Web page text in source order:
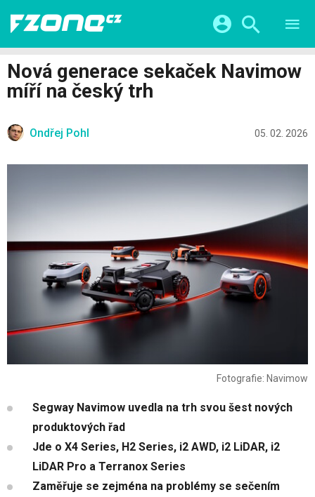
VIDEA
KATEGORIE
CHYTRÁ MĚSTA
ŽIVOT BUDOUCNOSTI
FINTECH
Facebook Google
Twitter Microsoft
Nová generace sekaček Navimow
míří na český trh
Ondřej Pohl 05. 02. 2026
Fotografie: Navimow
Segway Navimow uvedla na trh svou šest nových
produktových řad
Jde o X4 Series, H2 Series, i2 AWD, i2 LiDAR, i2
LiDAR Pro a Terranox Series
Zaměřuje se zejména na problémy se sečením